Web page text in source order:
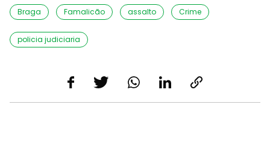
Braga Famalicão assalto Crime
policia judiciaria